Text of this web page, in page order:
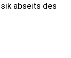
abseits des